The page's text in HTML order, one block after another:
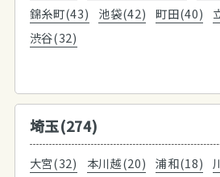
錦糸町(43)
池袋(42) 町田(40)
渋谷(32)
埼玉(274)
大宮(32) 本川越(20) 浦和(18)